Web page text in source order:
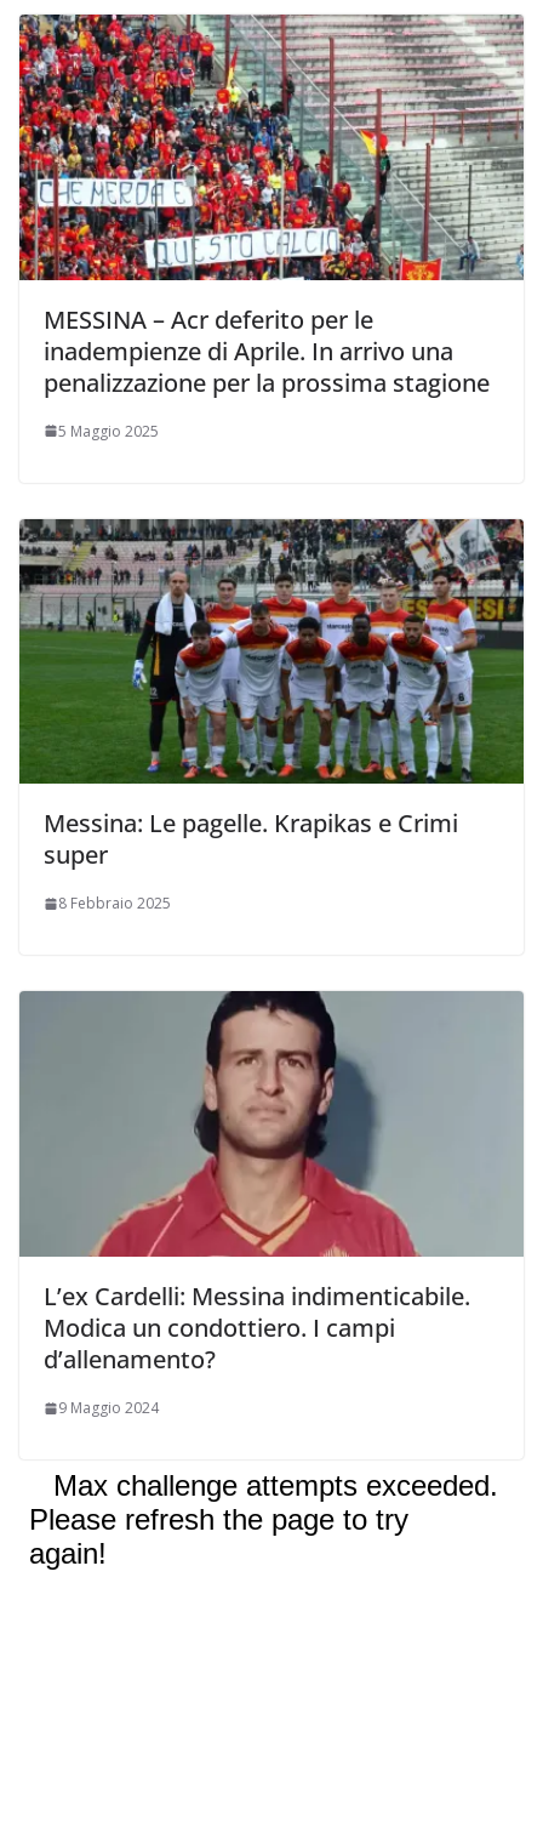
MESSINA – Acr deferito per le
inadempienze di Aprile. In arrivo una
penalizzazione per la prossima stagione
5 Maggio 2025
Messina: Le pagelle. Krapikas e Crimi
super
8 Febbraio 2025
L’ex Cardelli: Messina indimenticabile.
Modica un condottiero. I campi
d’allenamento?
9 Maggio 2024